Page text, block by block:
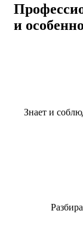
и
Знает и